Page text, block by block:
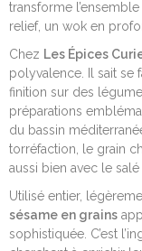
transforme
relief, un wok en
Chez Les Épices
polyvalence. Il sait se
finition sur des
préparations
du bassin
torréfaction, le grain
aussi bien avec le salé
Utilisé entier,
sésame en grains
sophistiquée. C’est